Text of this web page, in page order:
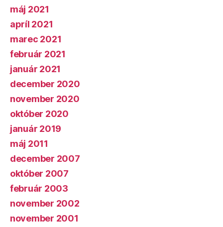
máj 2021
apríl 2021
marec 2021
február 2021
január 2021
december 2020
november 2020
október 2020
január 2019
máj 2011
december 2007
október 2007
február 2003
november 2002
november 2001